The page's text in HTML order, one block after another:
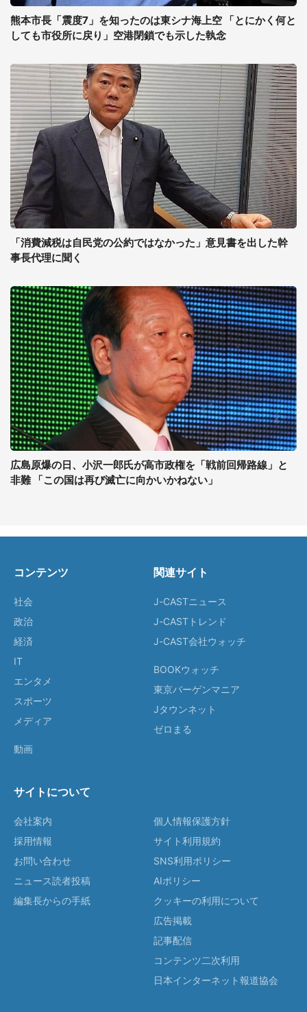
熊本市長「震度7」を知ったのは東シナ海上空 「とにかく何と
しても市役所に戻り」空港閉鎖でも示した執念
「消費減税は自民党の公約ではなかった」意見書を出した幹
事長代理に聞く
広島原爆の日、小沢一郎氏が高市政権を「戦前回帰路線」と
非難 「この国は再び滅亡に向かいかねない」
コンテンツ
社会
政治
経済
IT
エンタメ
スポーツ
メディア
動画
関連サイト
J-CASTニュース
J-CASTトレンド
J-CAST会社ウォッチ
BOOKウォッチ
東京バーゲンマニア
Jタウンネット
ゼロまる
サイトについて
会社案内
採用情報
お問い合わせ
ニュース読者投稿
編集長からの手紙
個人情報保護方針
サイト利用規約
SNS利用ポリシー
AIポリシー
クッキーの利用について
広告掲載
記事配信
コンテンツ二次利用
日本インターネット報道協会